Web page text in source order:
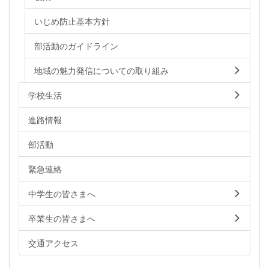
いじめ防止基本方針
部活動のガイドライン
地域の魅力発信についての取り組み
学校生活
進路情報
部活動
緊急連絡
中学生の皆さまへ
卒業生の皆さまへ
交通アクセス